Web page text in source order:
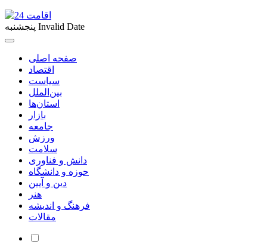
پنجشنبه Invalid Date
صفحه اصلی
اقتصاد
سیاست
بین‌الملل
استان‌ها
بازار
جامعه
ورزش
سلامت
دانش و فناوری
حوزه و دانشگاه
دین و آیین
هنر
فرهنگ و اندیشه
مقالات